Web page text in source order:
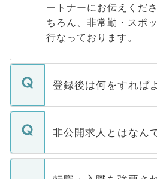
ートナーにお伝えくだ
ちろん、非常勤・スポ
行なっております。
登録後は何をすれば
ご登録いただきました
登録内容を確認し、そ
ます。通常、5営業日
いただきますので、し
非公開求人とはなん
マイナビDOCTORで取
うち約3割は、Webサ